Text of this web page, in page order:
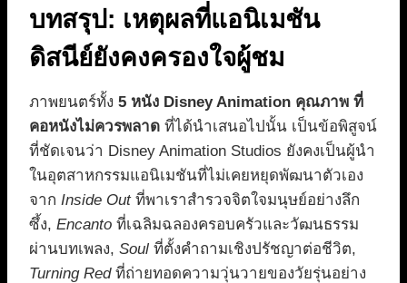
บทสรุป: เหตุผลที่แอนิเมชัน
ดิสนีย์ยังคงครองใจผู้ชม
ภาพยนตร์ทั้ง 5 หนัง Disney Animation คุณภาพ ที่
คอหนังไม่ควรพลาด ที่ได้นำเสนอไปนั้น เป็นข้อพิสูจน์
ที่ชัดเจนว่า Disney Animation Studios ยังคงเป็นผู้นำ
ในอุตสาหกรรมแอนิเมชันที่ไม่เคยหยุดพัฒนาตัวเอง
จาก Inside Outที่พาเราสำรวจจิตใจมนุษย์อย่างลึก
ซึ้ง, Encanto ที่เฉลิมฉลองครอบครัวและวัฒนธรรม
ผ่านบทเพลง, Soul ที่ตั้งคำถามเชิงปรัชญาต่อชีวิต,
Turning Redที่ถ่ายทอดความวุ่นวายของวัยรุ่นอย่าง